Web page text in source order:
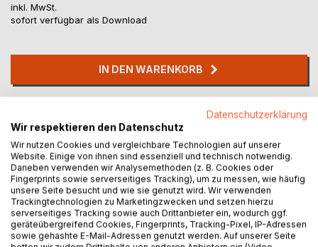
inkl. MwSt.
sofort verfügbar als Download
IN DEN WARENKORB
Titel bewerten
BESCHREIBUNG
Datenschutzerklärung
Wir respektieren den Datenschutz
Wir nutzen Cookies und vergleichbare Technologien auf unserer
Website. Einige von ihnen sind essenziell und technisch notwendig.
Daneben verwenden wir Analysemethoden (z. B. Cookies oder
Fingerprints sowie serverseitiges Tracking), um zu messen, wie häufig
unsere Seite besucht und wie sie genutzt wird. Wir verwenden
Trackingtechnologien zu Marketingzwecken und setzen hierzu
serverseitiges Tracking sowie auch Drittanbieter ein, wodurch ggf.
geräteübergreifend Cookies, Fingerprints, Tracking-Pixel, IP-Adressen
sowie gehashte E-Mail-Adressen genutzt werden. Auf unserer Seite